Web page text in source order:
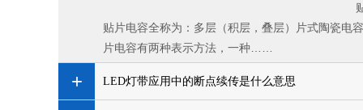
贴片电容在LED灯
贴片电容全称为：多层（积层，叠层）片式陶瓷电
片电容有两种表示方法，一种……
LED灯带应用中的断点续传是什么意思